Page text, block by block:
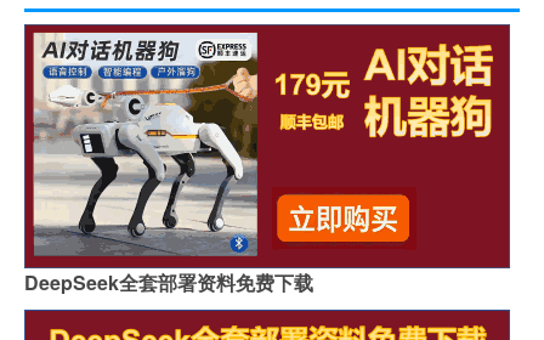
DeepSeek全套部署资料免费下载